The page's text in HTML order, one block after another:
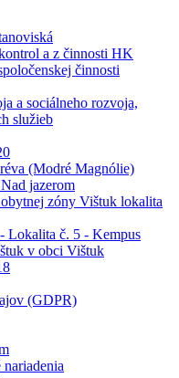
a z činnosti HK
činnosti
a sociálneho rozvoja,
služieb
(Modré Magnólie)
jazerom
zóny Vištuk lokalita
Lokalita č. 5 - Kempus
v obci Vištuk
(GDPR)
nariadenia